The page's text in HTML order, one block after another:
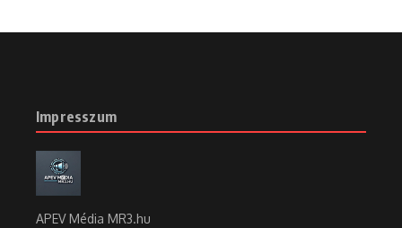
Impresszum
APEV Média MR3.hu